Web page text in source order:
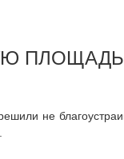
ПЛОЩАДЬ
не